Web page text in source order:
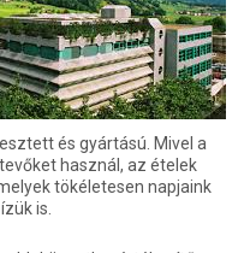
és gyártású. Mivel a
használ, az ételek
tökéletesen napjaink
is.